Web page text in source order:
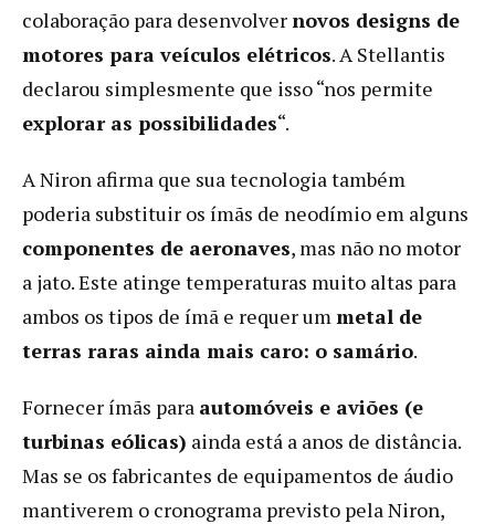
colaboração para desenvolvernovos designs de
motores para veículos elétricos. A Stellantis
declarou simplesmente que isso “nos permite
explorar as possibilidades“.
A Niron afirma que sua tecnologia também
poderia substituir os ímãs de neodímio em alguns
componentes de aeronaves, mas não no motor
a jato. Este atinge temperaturas muito altas para
ambos os tipos de ímã e requer ummetal de
terras raras ainda mais caro: o samário.
Fornecer ímãs para automóveis e aviões (e
turbinas eólicas) ainda está a anos de distância.
Mas se os fabricantes de equipamentos de áudio
mantiverem o cronograma previsto pela Niron,